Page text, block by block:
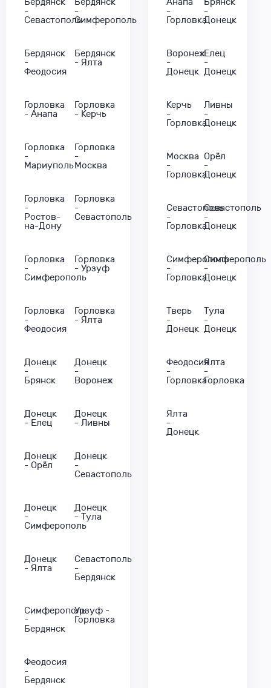
-
Севастополь
-
Симферополь
Бердянск
-
Феодосия
Бердянск
- Ялта
Горловка
- Анапа
Горловка
- Керчь
Горловка
-
Мариуполь
Горловка
-
Москва
Горловка
-
Ростов-
на-Дону
Горловка
-
Севастополь
Горловка
-
Симферополь
Горловка
- Урзуф
Горловка
-
Феодосия
Горловка
- Ялта
Донецк
-
Брянск
Донецк
-
Воронеж
Донецк
- Елец
Донецк
- Ливны
Донецк
- Орёл
Донецк
-
Севастополь
Донецк
-
Симферополь
Донецк
- Тула
Донецк
- Ялта
Севастополь
-
Бердянск
Симферополь
-
Бердянск
Урзуф -
Горловка
Феодосия
-
Бердянск
-
Горловка
-
Донецк
Воронеж
-
Донецк
Елец
-
Донецк
Керчь
-
Горловка
Ливны
-
Донецк
Москва
-
Горловка
Орёл
-
Донецк
Севастополь
-
Горловка
Севастополь
-
Донецк
Симферополь
-
Горловка
Симферополь
-
Донецк
Тверь
-
Донецк
Тула
-
Донецк
Феодосия
-
Горловка
Ялта
-
Горловка
Ялта
-
Донецк